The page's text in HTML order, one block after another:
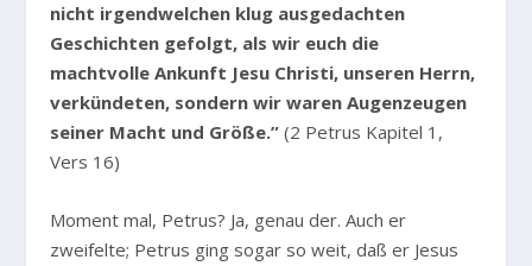
nicht irgendwelchen klug ausgedachten
Geschichten gefolgt, als wir euch die
machtvolle Ankunft Jesu Christi, unseren Herrn,
verkündeten, sondern wir waren Augenzeugen
seiner Macht und Größe.” (2 Petrus Kapitel 1,
Vers 16)
Moment mal, Petrus? Ja, genau der. Auch er
zweifelte; Petrus ging sogar so weit, daß er Jesus